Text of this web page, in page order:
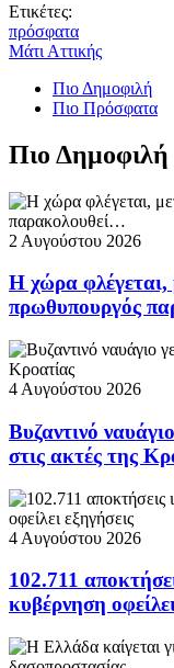
Ετικέτες:
πρόσφατα
Μάτι Αττικής
Πιο Δημοφιλή
Πιο Πρόσφατα
Πιο Δημοφιλή
2 Αυγούστου 2026
Η χώρα φλέγεται,
πρωθυπουργός
4 Αυγούστου 2026
Βυζαντινό
στις ακτές της
4 Αυγούστου 2026
102.711
κυβέρνηση